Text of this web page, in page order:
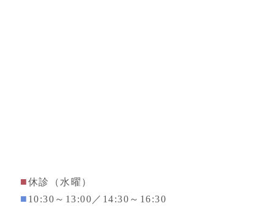
■休診（水曜）
■ 10:30～13:00／14:30～16:30